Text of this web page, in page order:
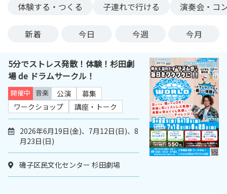
体験する・つくる
子連れで行ける 演奏会・コ
新着 今日 今週 今月
5分でストレス発散！体験！杉田劇
場 de ドラムサークル！
開催中 音楽 公演
募集
ワークショップ
講座・トーク
2026年6月19日(金)、7月12日(日)、8
月23日(日)
磯子区民文化センター 杉田劇場